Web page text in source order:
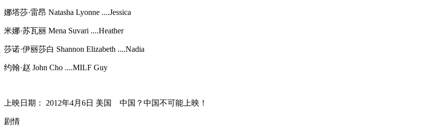
娜塔莎·雷昂 Natasha Lyonne ....Jessica
米娜·苏瓦丽 Mena Suvari ....Heather
莎诺·伊丽莎白 Shannon Elizabeth ....Nadia
约翰·赵 John Cho ....MILF Guy
上映日期： 2012年4月6日 美国 中国？中国不可能上映！
剧情